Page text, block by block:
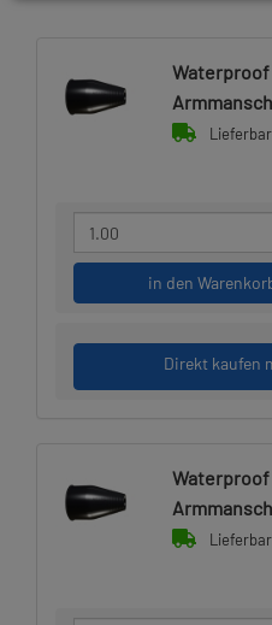
Waterproof
in den
Direkt kaufen
Waterproof